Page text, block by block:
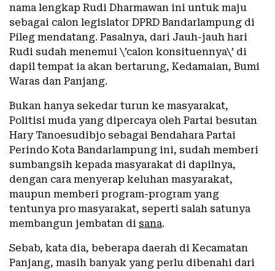
nama lengkap Rudi Dharmawan ini untuk maju
sebagai calon legislator DPRD Bandarlampung di
Pileg mendatang. Pasalnya, dari Jauh-jauh hari
Rudi sudah menemui \’calon konsituennya\’ di
dapil tempat ia akan bertarung, Kedamaian, Bumi
Waras dan Panjang.
Bukan hanya sekedar turun ke masyarakat,
Politisi muda yang dipercaya oleh Partai besutan
Hary Tanoesudibjo sebagai Bendahara Partai
Perindo Kota Bandarlampung ini, sudah memberi
sumbangsih kepada masyarakat di dapilnya,
dengan cara menyerap keluhan masyarakat,
maupun memberi program-program yang
tentunya pro masyarakat, seperti salah satunya
membangun jembatan di sana.
Sebab, kata dia, beberapa daerah di Kecamatan
Panjang, masih banyak yang perlu dibenahi dari